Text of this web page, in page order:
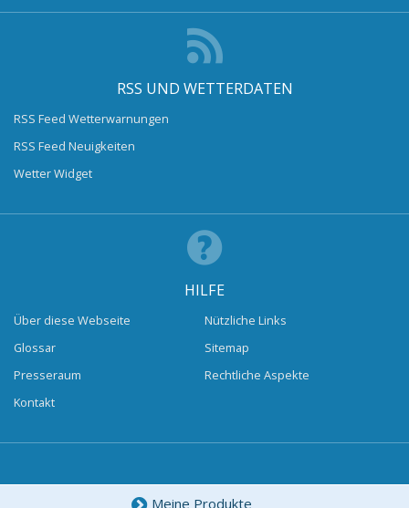
RSS UND WETTERDATEN
RSS Feed Wetterwarnungen
RSS Feed Neuigkeiten
Wetter Widget
HILFE
Über diese Webseite
Glossar
Presseraum
Kontakt
Nützliche Links
Sitemap
Rechtliche Aspekte
Meine Produkte